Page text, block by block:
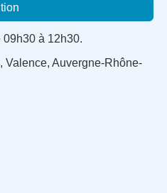
09h30 à 12h30.
Valence, Auvergne-Rhône-